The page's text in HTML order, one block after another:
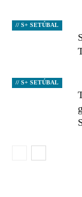
// S+ SETÚBAL
// S+ SETÚBAL